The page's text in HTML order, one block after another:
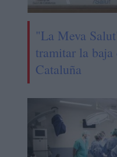
"La Meva
tramitar la
Cataluña